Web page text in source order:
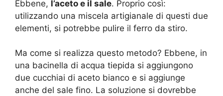
Ebbene, l’aceto e il sale. Proprio così:
utilizzando una miscela artigianale di questi due
elementi, si potrebbe pulire il ferro da stiro.
Ma come si realizza questo metodo? Ebbene, in
una bacinella di acqua tiepida si aggiungono
due cucchiai di aceto bianco e si aggiunge
anche del sale fino. La soluzione si dovrebbe